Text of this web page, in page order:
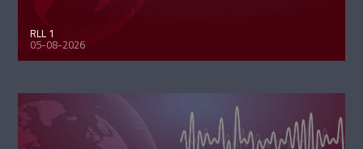
RLL 1
05-08-2026